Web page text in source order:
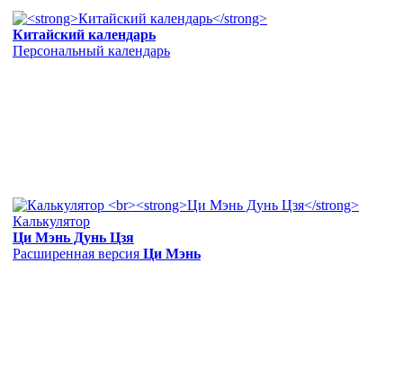
Китайский календарь
Персональный календарь
Калькулятор
Ци Мэнь Дунь Цзя
Расширенная версия Ци Мэнь